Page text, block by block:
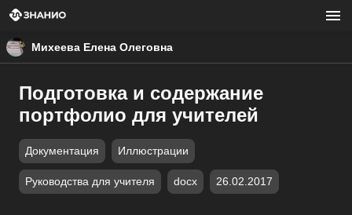
Михеева Елена Олеговна
Подготовка и содержание
портфолио для учителей
Документация Иллюстрации
Руководства для учителя docx 26.02.2017